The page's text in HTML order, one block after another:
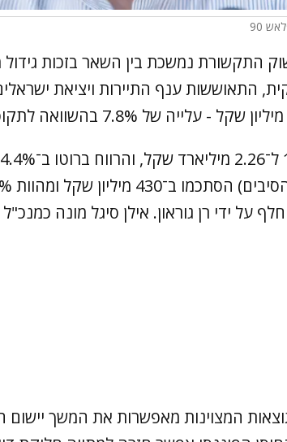
90
התקשורת נמשכת בין השאר בזכות גידול
התאוששות ענף התיירות ויציאת
על ידי רן גוראון. אילן סיגל מונה
המצוינות מאפשרות את המשך